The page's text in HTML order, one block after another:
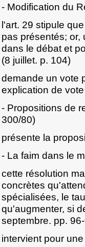
- Modification du
l'art. 29 stipule
pas présentés; or,
dans le débat et
(8 juillet. p. 104)
demande un vote
explication de
- Propositions de
300/80)
présente la
- La faim dans le
cette résolution
concrètes
spécialisées, le
qu'augmenter, si
septembre. pp.
intervient pour